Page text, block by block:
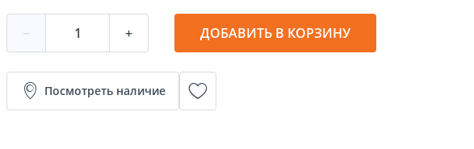
− + ДОБАВИТЬ В КОРЗИНУ
Посмотреть наличие